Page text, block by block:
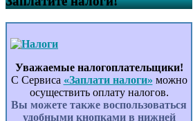
Уважаемые налогоплательщики!
С Сервиса «Заплати налоги» можно
осуществить оплату налогов.
Вы можете также воспользоваться
удобными кнопками в нижней